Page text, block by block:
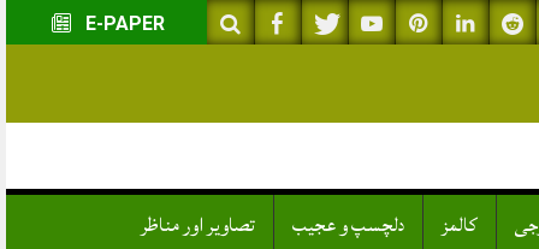
E-PAPER
کالمز دلچسپ و عجیب تصاویر اور مناظر